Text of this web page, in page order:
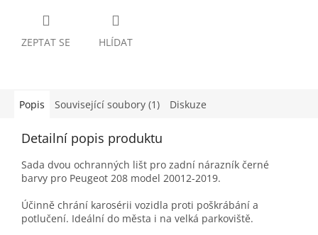
ZEPTAT SE HLÍDAT
Popis Související soubory (1) Diskuze
Detailní popis produktu
Sada dvou ochranných lišt pro zadní nárazník černé
barvy pro Peugeot 208 model 20012-2019.
Účinně chrání karosérii vozidla proti poškrábání a
potlučení. Ideální do města i na velká parkoviště.